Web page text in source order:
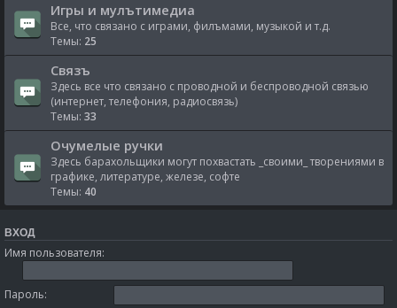
Игры и мулътимедиа
Все, что связано с играми, филъмами, музыкой и т.д.
Темы: 25
Связъ
Здесь все что связано с проводной и беспроводной связью
(интернет, телефония, радиосвязь)
Темы: 33
Очумелые ручки
Здесь барахольщики могут похвастать _своими_ творениями в
графике, литературе, железе, софте
Темы: 40
ВХОД
Имя пользователя:
Пароль: